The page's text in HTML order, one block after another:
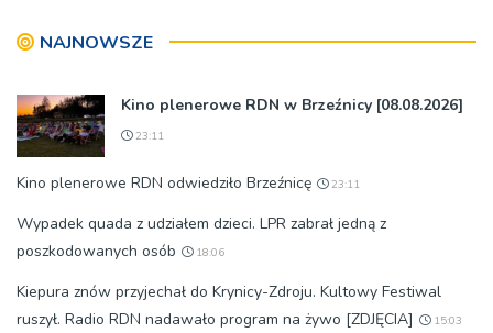
NAJNOWSZE
Kino plenerowe RDN w Brzeźnicy [08.08.2026]
23:11
Kino plenerowe RDN odwiedziło Brzeźnicę 23:11
Wypadek quada z udziałem dzieci. LPR zabrał jedną z
poszkodowanych osób
18:06
Kiepura znów przyjechał do Krynicy-Zdroju. Kultowy Festiwal
ruszył. Radio RDN nadawało program na żywo [ZDJĘCIA]
15:03